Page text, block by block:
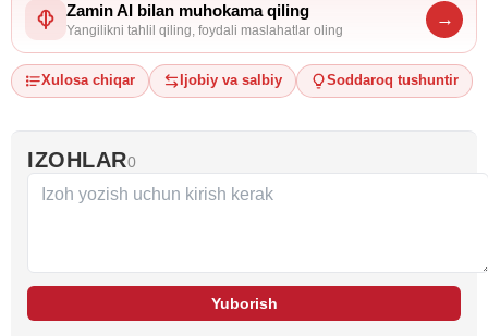
Zamin AI bilan muhokama qiling
Yangilikni tahlil qiling, foydali maslahatlar oling
→
Xulosa chiqar Ijobiy va salbiy Soddaroq tushuntir
IZOHLAR0
Yuborish